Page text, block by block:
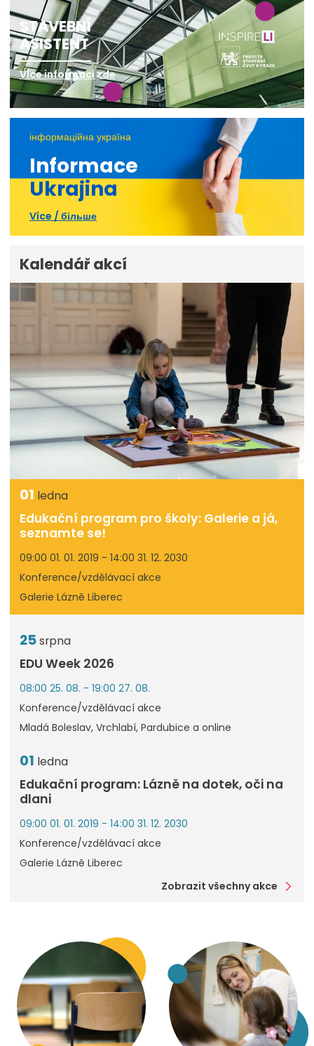
STAVEBNÍ
ASISTENT
Více informací zde
інформаційна україна
Informace
Ukrajina
Více / більше
Kalendář akcí
01 ledna
Edukační program pro školy: Galerie a já,
seznamte se!
09:00 01. 01. 2019 - 14:00 31. 12. 2030
Konference/vzdělávací akce
Galerie Lázně Liberec
25srpna
EDU Week 2026
08:00 25. 08. - 19:00 27. 08.
Konference/vzdělávací akce
Mladá Boleslav, Vrchlabí, Pardubice a online
01 ledna
Edukační program: Lázně na dotek, oči na
dlani
09:00 01. 01. 2019 - 14:00 31. 12. 2030
Konference/vzdělávací akce
Galerie Lázně Liberec
Zobrazit všechny akce